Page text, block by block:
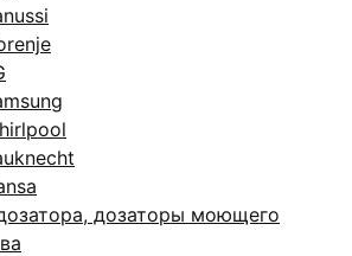
дозаторы моющего